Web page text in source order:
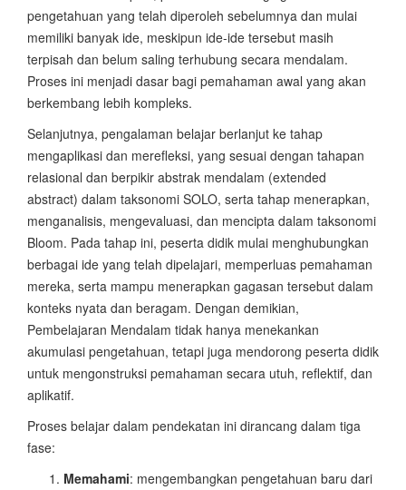
pengetahuan yang telah diperoleh sebelumnya dan mulai
memiliki banyak ide, meskipun ide-ide tersebut masih
terpisah dan belum saling terhubung secara mendalam.
Proses ini menjadi dasar bagi pemahaman awal yang akan
berkembang lebih kompleks.
Selanjutnya, pengalaman belajar berlanjut ke tahap
mengaplikasi dan merefleksi, yang sesuai dengan tahapan
relasional dan berpikir abstrak mendalam (extended
abstract) dalam taksonomi SOLO, serta tahap menerapkan,
menganalisis, mengevaluasi, dan mencipta dalam taksonomi
Bloom. Pada tahap ini, peserta didik mulai menghubungkan
berbagai ide yang telah dipelajari, memperluas pemahaman
mereka, serta mampu menerapkan gagasan tersebut dalam
konteks nyata dan beragam. Dengan demikian,
Pembelajaran Mendalam tidak hanya menekankan
akumulasi pengetahuan, tetapi juga mendorong peserta didik
untuk mengonstruksi pemahaman secara utuh, reflektif, dan
aplikatif.
Proses belajar dalam pendekatan ini dirancang dalam tiga
fase:
Memahami: mengembangkan pengetahuan baru dari